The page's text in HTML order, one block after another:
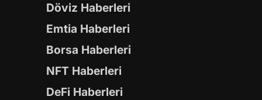
Döviz Haberleri
Emtia Haberleri
Borsa Haberleri
NFT Haberleri
DeFi Haberleri